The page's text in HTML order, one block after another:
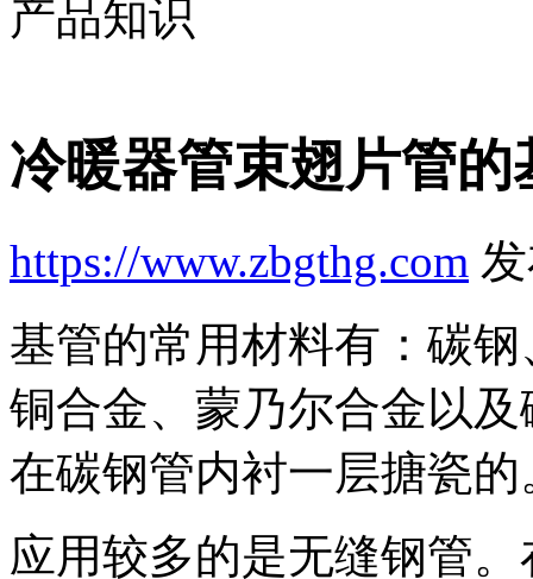
产品知识
冷暖器管束翅片管
https://www.zbgthg.com
基管的常用材料有：碳
铜合金、蒙乃尔合金以
在碳钢管内衬一层搪瓷的
应用较多的是无缝钢管